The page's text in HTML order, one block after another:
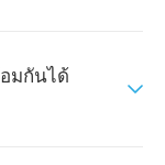
มกันได้